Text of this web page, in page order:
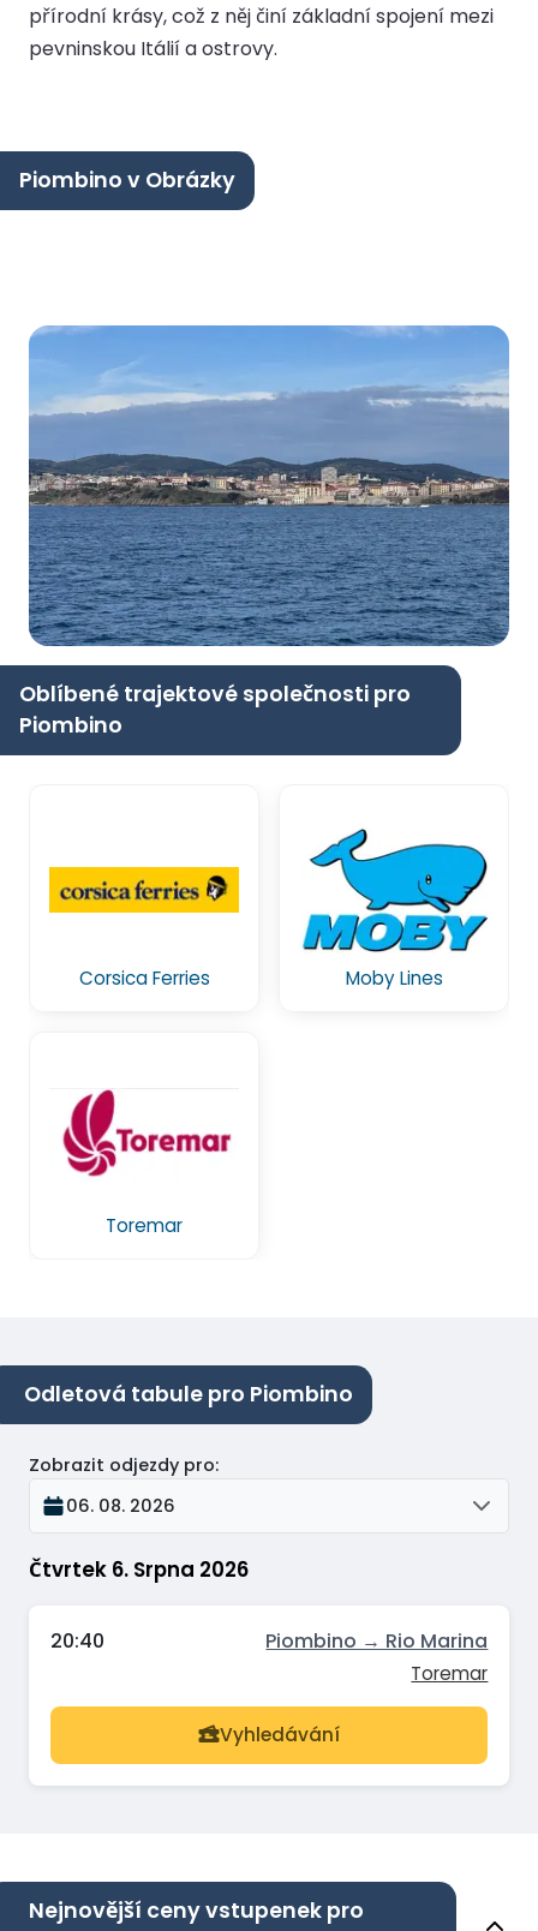
přírodní krásy, což z něj činí základní spojení mezi
pevninskou Itálií a ostrovy.
Piombino v Obrázky
Oblíbené trajektové společnosti pro
Piombino
Corsica Ferries Moby Lines
Toremar
Odletová tabule pro Piombino
Čtvrtek 6. Srpna 2026
Zobrazit odjezdy pro:
06. 08. 2026
20:40 Piombino → Rio Marina
Toremar
Vyhledávání
Nejnovější ceny vstupenek pro